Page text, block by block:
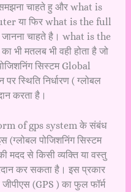
चाहते हु और what is
या फिर what is the full
चाहते है। what is the
मतलब भी वही होता है जो
सिस्टम Global
स्थिति निर्धारण ( ग्लोबल
करता है।
of gps system के संबंध
(ग्लोबल पोजिशनिंग सिस्टम
से किसी व्यक्ति या वस्तु
कर सकता है। इस प्रकार
(GPS ) का फुल फॉर्म